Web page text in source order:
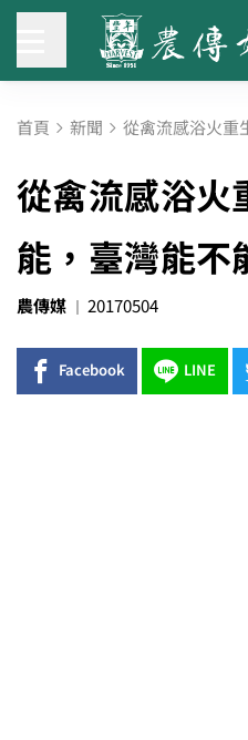
首頁 新聞 從禽流感浴火
從禽流感浴
能，臺灣能不
農傳媒 20170504
Facebook LINE